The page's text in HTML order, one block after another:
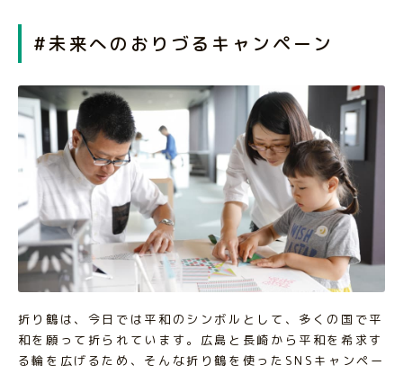
#未来へのおりづるキャンペーン
折り鶴は、今日では平和のシンボルとして、多くの国で平
和を願って折られています。広島と長崎から平和を希求す
る輪を広げるため、そんな折り鶴を使ったSNSキャンペー